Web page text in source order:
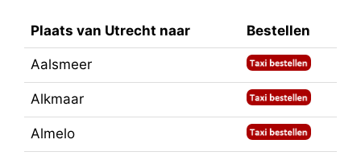
Plaats van Utrecht naar Bestellen
Aalsmeer
Alkmaar
Almelo